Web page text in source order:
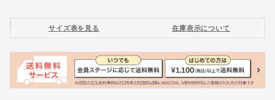
サイズ表を見る 在庫表示について